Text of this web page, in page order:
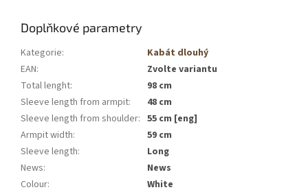
Doplňkové parametry
Kategorie:
Kabát dlouhý
EAN:
Zvolte variantu
Total lenght:
98 cm
Sleeve length from armpit:
48 cm
Sleeve length from shoulder: 55 cm [eng]
Armpit width:
59 cm
Sleeve length:
Long
News:
News
Colour:
White